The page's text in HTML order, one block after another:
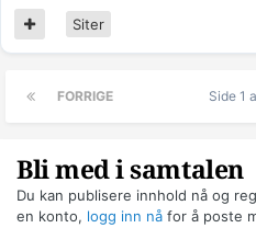
Siter
FORRIGE Side 1
Bli med i samtalen
Du kan publisere innhold nå og
en konto, logg inn nå for å poste